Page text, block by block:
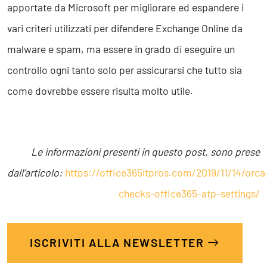
apportate da Microsoft per migliorare ed espandere i
vari criteri utilizzati per difendere Exchange Online da
malware e spam, ma essere in grado di eseguire un
controllo ogni tanto solo per assicurarsi che tutto sia
come dovrebbe essere risulta molto utile.
Le informazioni presenti in questo post, sono prese
dall’articolo: https://office365itpros.com/2019/11/14/
checks-office365-atp-settings/
ISCRIVITI ALLA NEWSLETTER